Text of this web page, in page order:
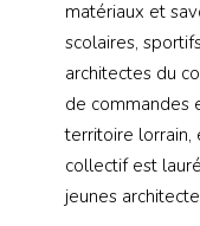
matériaux et
scolaires,
architectes du
de commandes
territoire lorrain,
collectif est
jeunes